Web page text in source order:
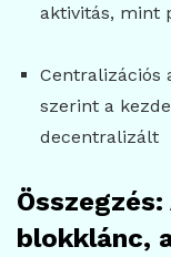
aktivitás, mint
Centralizációs
szerint a
decentralizált
blokklánc,